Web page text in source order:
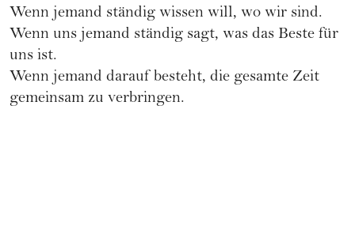
Wenn jemand ständig wissen will, wo wir sind.
Wenn uns jemand ständig sagt, was das Beste für
uns ist.
Wenn jemand darauf besteht, die gesamte Zeit
gemeinsam zu verbringen.